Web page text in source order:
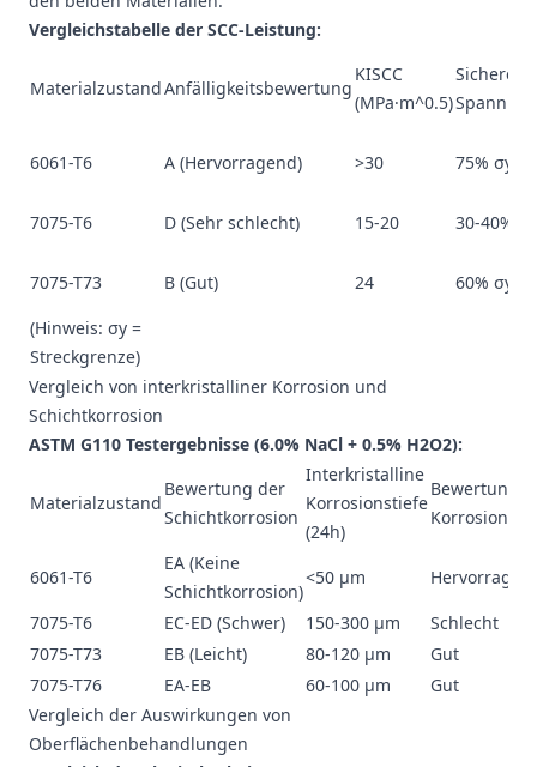
Vergleichstabelle der SCC-Leistung:
MaterialzustandAnfälligkeitsbewertung
KISCC
(MPa·m^0.5)
Sicheres
6061-T6 A (Hervorragend) >30 75% σy
7075-T6 D (Sehr schlecht) 15-20 30-40% σy
7075-T73 B (Gut) 24
60% σy
(Hinweis: σy =
Streckgrenze)
Vergleich von interkristalliner Korrosion und
Schichtkorrosion
ASTM G110 Testergebnisse (6.0% NaCl + 0.5% H2O2):
Materialzustand
Bewertung der
Schichtkorrosion
Interkristalline
Korrosionstiefe
(24h)
Bewertung
6061-T6
EA (Keine
Schichtkorrosion)
<50 μm
7075-T6
EC-ED (Schwer) 150-300 μm
Schlecht
7075-T73
EB (Leicht) 80-120 μm
Gut
7075-T76
EA-EB 60-100 μm
Gut
Vergleich der Auswirkungen von
Oberflächenbehandlungen